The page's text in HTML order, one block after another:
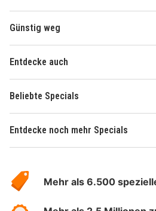
Günstig weg
Entdecke auch
Beliebte Specials
Entdecke noch mehr Specials
Hotelspecials
Mehr als 6.500